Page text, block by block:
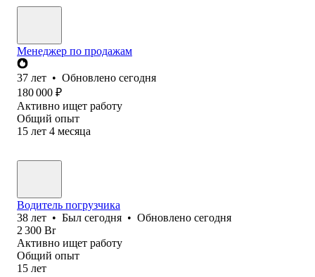
Менеджер по продажам
37 лет • Обновлено сегодня
180 000 ₽
Активно ищет работу
Общий опыт
15 лет 4 месяца
Водитель погрузчика
38 лет • Был сегодня • Обновлено сегодня
2 300 Br
Активно ищет работу
Общий опыт
15 лет